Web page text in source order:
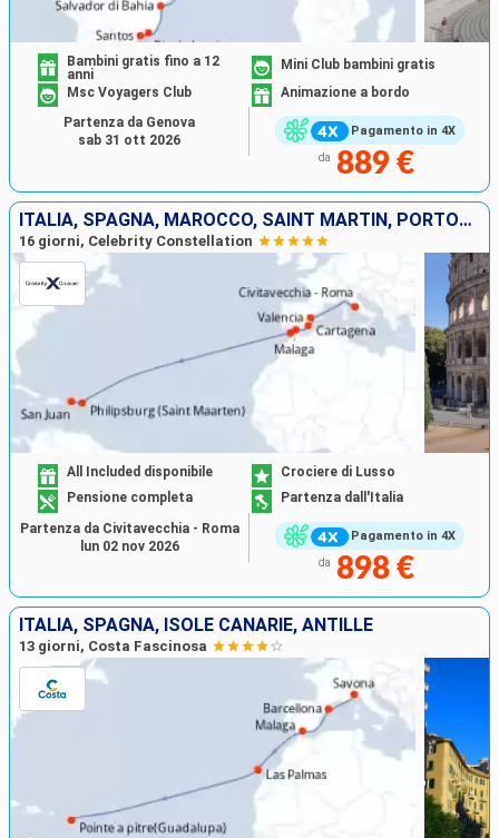
Pagamento in 4X
Bambini gratis fino a 12
anni
Mini Club bambini gratis
Msc Voyagers Club
Animazione a bordo
da 889 €
Partenza da Genova
sab 31 ott 2026
ITALIA, SPAGNA, MAROCCO, SAINT MARTIN, PORTORICO
16 giorni, Celebrity Constellation
Pagamento in 4X
All Included disponibile
Crociere di Lusso
Pensione completa
Partenza dall'Italia
da 898 €
Partenza da Civitavecchia - Roma
lun 02 nov 2026
ITALIA, SPAGNA, ISOLE CANARIE, ANTILLE
13 giorni, Costa Fascinosa